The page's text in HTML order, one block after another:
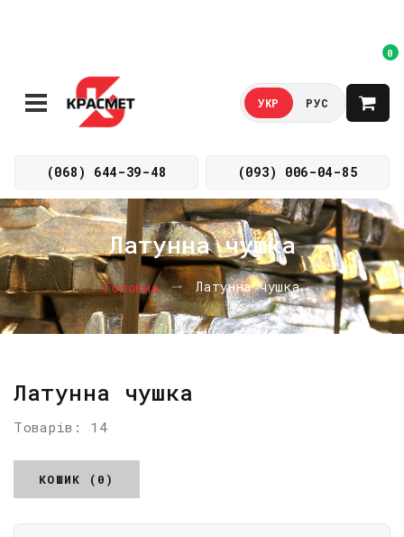
(068) 644-39-48 (093) 006-04-85
УКР РУС
0
Латунна чушка
Головна Латунна чушка
Латунна чушка
Товарів: 14
КОШИК (0)